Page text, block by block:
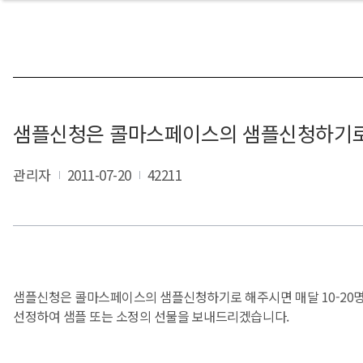
샘플신청은 콜마스페이스의 샘플신청하기
관리자 2011-07-20 42211
샘플신청은 콜마스페이스의 샘플신청하기로 해주시면 매달 10-20
선정하여 샘플 또는 소정의 선물을 보내드리겠습니다.